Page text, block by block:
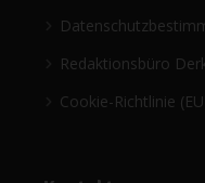
Redaktionsbüro
Cookie-Richtlinie